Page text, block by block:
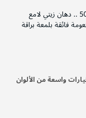
ملاحظة: يجب تخفيف الدهان بالمخفف ثينر 504 .. دهان زيتي لامع
فائقة بلمعة براقة
واسعة من الألوان